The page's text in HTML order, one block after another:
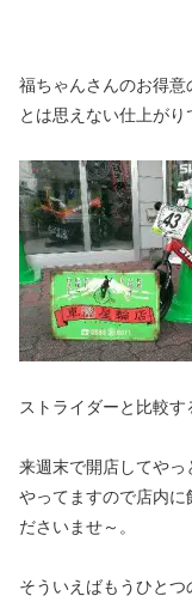
福ちゃんさんのお得
とは思えない仕上がり
ストライダーと比較
来週末で開店してや
やってますので店内に
ださいませ～。
そういえばもうひとつ